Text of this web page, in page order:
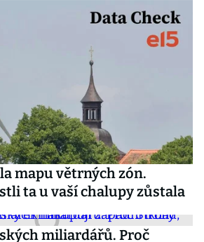
mapu větrných zón.
ta u vaší chalupy zůstala
miliardářů. Proč